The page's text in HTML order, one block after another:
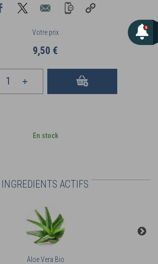
Votre prix
9,50 €
En stock
INGREDIENTS ACTIFS
Aloe Vera Bio